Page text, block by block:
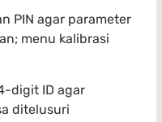
PIN agar parameter
menu kalibrasi
digit ID agar
ditelusuri